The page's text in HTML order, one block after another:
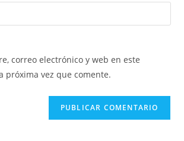
correo electrónico y web en este
próxima vez que comente.